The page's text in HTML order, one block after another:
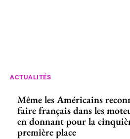
ACTUALITÉS
Même les Américains
faire français dans les
en donnant pour la
première place